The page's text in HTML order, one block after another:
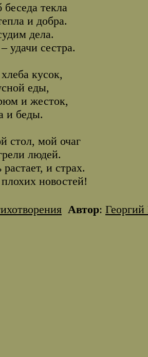
текла
и добра.
дела.
удачи сестра.
кусок,
еды,
и жесток,
и беды.
стол, мой очаг
людей.
и страх.
новостей!
Автор: